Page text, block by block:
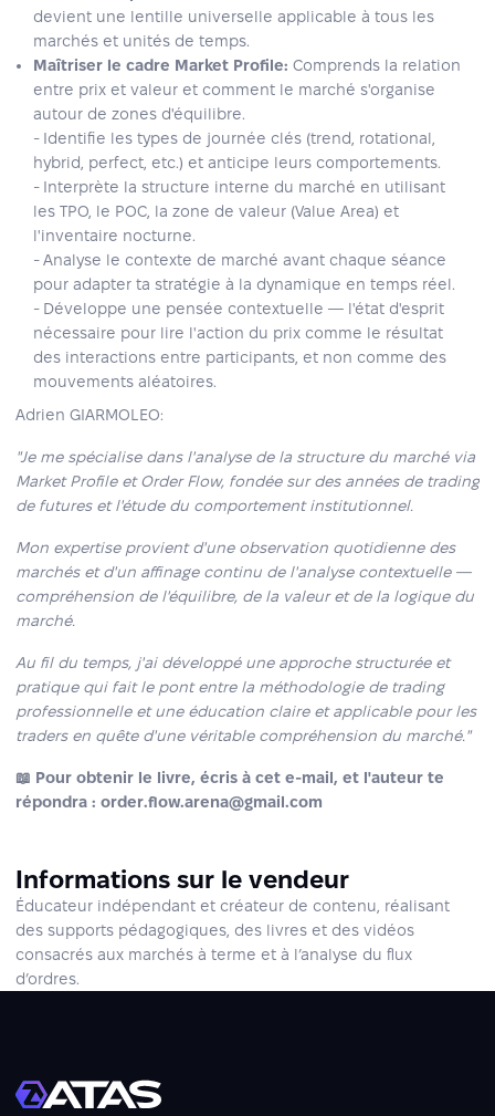
devient une lentille universelle applicable à tous les
marchés et unités de temps.
Maîtriser le cadre Market Profile: Comprends la relation
entre prix et valeur et comment le marché s'organise
autour de zones d'équilibre.
- Identifie les types de journée clés (trend, rotational,
hybrid, perfect, etc.) et anticipe leurs comportements.
- Interprète la structure interne du marché en utilisant
les TPO, le POC, la zone de valeur (Value Area) et
l'inventaire nocturne.
- Analyse le contexte de marché avant chaque séance
pour adapter ta stratégie à la dynamique en temps réel.
- Développe une pensée contextuelle — l'état d'esprit
nécessaire pour lire l'action du prix comme le résultat
des interactions entre participants, et non comme des
mouvements aléatoires.
Adrien GIARMOLEO:
"Je me spécialise dans l'analyse de la structure du marché via
Market Profile et Order Flow, fondée sur des années de trading
de futures et l'étude du comportement institutionnel.
Mon expertise provient d'une observation quotidienne des
marchés et d'un affinage continu de l'analyse contextuelle —
compréhension de l'équilibre, de la valeur et de la logique du
marché.
Au fil du temps, j'ai développé une approche structurée et
pratique qui fait le pont entre la méthodologie de trading
professionnelle et une éducation claire et applicable pour les
traders en quête d'une véritable compréhension du marché."
📖 Pour obtenir le livre, écris à cet e‑mail, et l'auteur te
répondra : order.flow.arena@gmail.com
Informations sur le vendeur
Éducateur indépendant et créateur de contenu, réalisant
des supports pédagogiques, des livres et des vidéos
consacrés aux marchés à terme et à l’analyse du flux
d’ordres.